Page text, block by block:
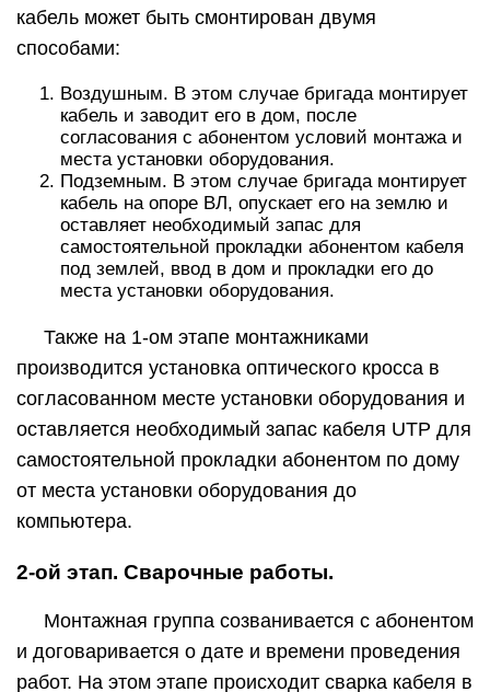
кабель может быть смонтирован двумя
способами:
Воздушным. В этом случае бригада монтирует
кабель и заводит его в дом, после
согласования с абонентом условий монтажа и
места установки оборудования.
Подземным. В этом случае бригада монтирует
кабель на опоре ВЛ, опускает его на землю и
оставляет необходимый запас для
самостоятельной прокладки абонентом кабеля
под землей, ввод в дом и прокладки его до
места установки оборудования.
Также на 1-ом этапе монтажниками
производится установка оптического кросса в
согласованном месте установки оборудования и
оставляется необходимый запас кабеля UTP для
самостоятельной прокладки абонентом по дому
от места установки оборудования до
компьютера.
2-ой этап. Сварочные работы.
Монтажная группа созванивается с абонентом
и договаривается о дате и времени проведения
работ. На этом этапе происходит сварка кабеля в